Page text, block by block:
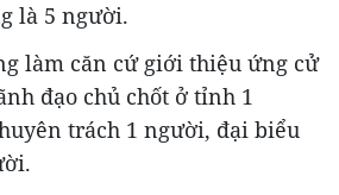
là 5 người.
làm căn cứ giới thiệu ứng cử
đạo chủ chốt ở tỉnh 1
trách 1 người, đại biểu